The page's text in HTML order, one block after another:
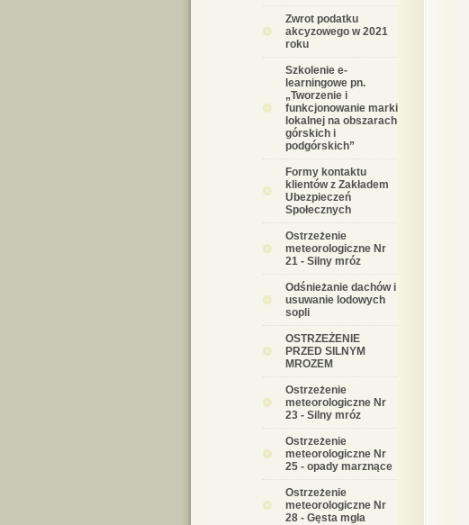
Zwrot podatku
akcyzowego w 2021
roku
Szkolenie e-
learningowe pn.
„Tworzenie i
funkcjonowanie marki
lokalnej na obszarach
górskich i
podgórskich”
Formy kontaktu
klientów z Zakładem
Ubezpieczeń
Społecznych
Ostrzeżenie
meteorologiczne Nr
21 - Silny mróz
Odśnieżanie dachów i
usuwanie lodowych
sopli
OSTRZEŻENIE
PRZED SILNYM
MROZEM
Ostrzeżenie
meteorologiczne Nr
23 - Silny mróz
Ostrzeżenie
meteorologiczne Nr
25 - opady marznące
Ostrzeżenie
meteorologiczne Nr
28 - Gęsta mgła